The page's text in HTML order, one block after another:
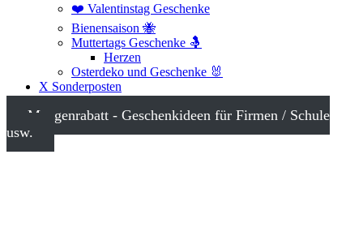
❤️ Valentinstag Geschenke
Bienensaison 🐝
Muttertags Geschenke 🤱
Herzen
Osterdeko und Geschenke 🐰
X Sonderposten
Mengenrabatt - Geschenkideen für Firmen / Schule
usw.